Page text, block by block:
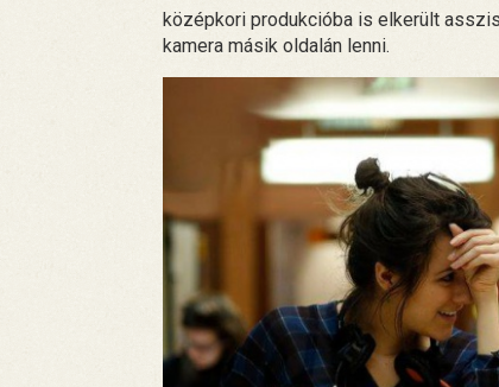
középkori produkcióba is elkerült
kamera másik oldalán lenni.